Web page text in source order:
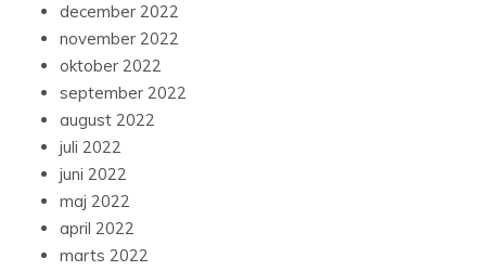
december 2022
november 2022
oktober 2022
september 2022
august 2022
juli 2022
juni 2022
maj 2022
april 2022
marts 2022